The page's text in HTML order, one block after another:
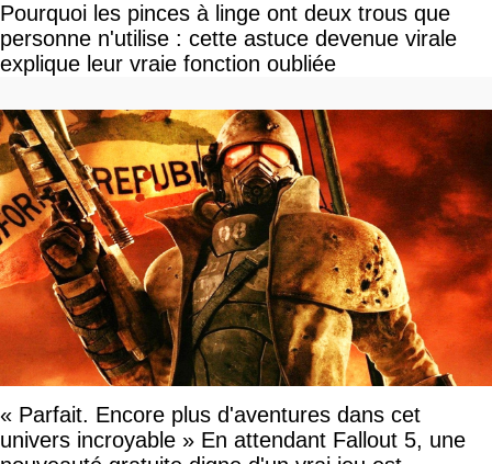
Pourquoi les pinces à linge ont deux trous que
personne n'utilise : cette astuce devenue virale
explique leur vraie fonction oubliée
« Parfait. Encore plus d'aventures dans cet
univers incroyable » En attendant Fallout 5, une